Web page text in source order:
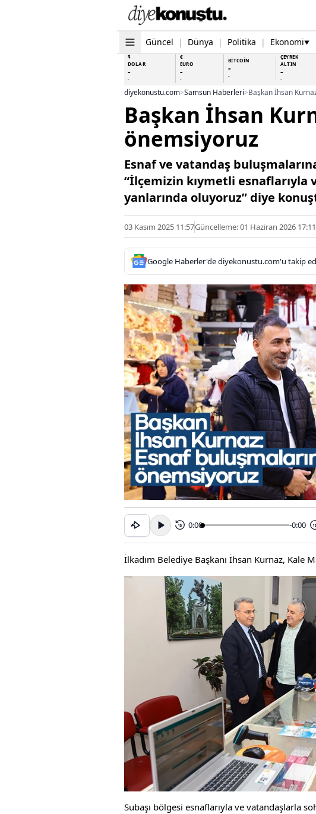
Güncel | Dünya | Politika | Ekonomi▼
$
DOLAR
-
-
€
EURO
-
-
BİTCOİN
-
-
ÇEYREK
ALTIN
-
-
diyekonustu.com>Samsun Haberleri>Başkan İhsan
Başkan İhsan
önemsiyoruz
Esnaf ve vatandaş
“İlçemizin kıymetli esnaflarıyla
yanlarında oluyoruz” diye
03 Kasım 2025 11:57Güncelleme: 01 Haziran 2026 17:11
Google Haberler'de diyekonustu.com'u takip
15 0:00 -0:00 15
İlkadım Belediye Başkanı İhsan Kurnaz, Kale
Subaşı bölgesi esnaflarıyla ve vatandaşlarla